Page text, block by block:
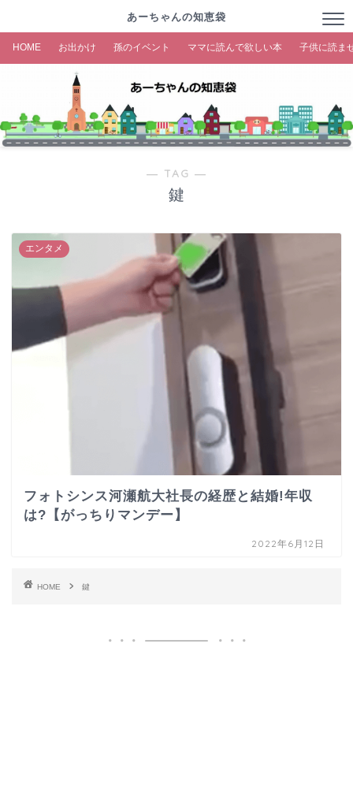
あーちゃんの知恵袋
HOME お出かけ 孫のイベント ママに読んで欲しい本 子供に読ま
― TAG ―
鍵
エンタメ
フォトシンス河瀬航大社長の経歴と結婚!年収
は?【がっちりマンデー】
2022年6月12日
HOME 鍵